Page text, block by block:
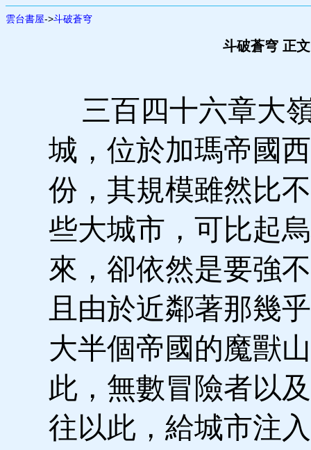
雲台書屋->斗破蒼穹
斗破蒼穹 正
三百四十六章大
城，位於加瑪帝國
份，其規模雖然比
些大城市，可比起
來，卻依然是要強
且由於近鄰著那幾
大半個帝國的魔獸
此，無數冒險者以
往以此，給城市注